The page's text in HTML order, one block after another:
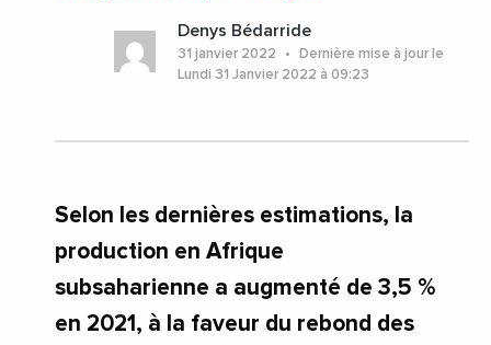
#CriseEconomique
#CriseSanitaire
#Croissance
#CroissanceEconomique
#Pandemie
#Tchad
#Tourisme
Denys Bédarride
31 janvier 2022
Dernière mise à jour le
Lundi 31 Janvier 2022 à 09:23
Selon les dernières estimations, la
production en Afrique
subsaharienne a augmenté de 3,5 %
en 2021, à la faveur du rebond des